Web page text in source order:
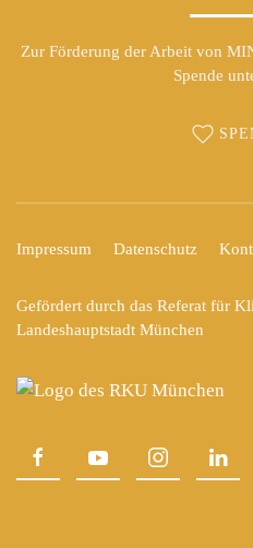
Zur Förderung der Arbeit von
Spende
Impressum Datenschutz
Gefördert durch das Referat für
Landeshauptstadt München